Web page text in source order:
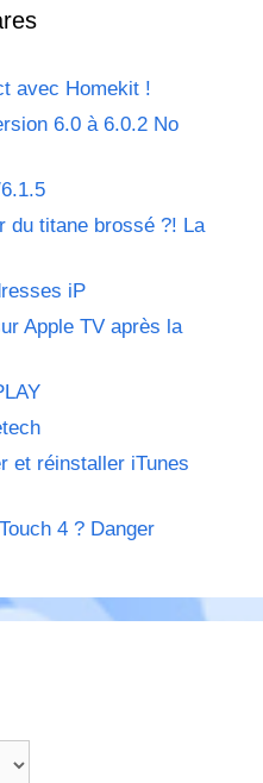
avec Homekit !
6.0 à 6.0.2 No
du titane brossé ?! La
iP
Apple TV après la
et réinstaller iTunes
4 ? Danger